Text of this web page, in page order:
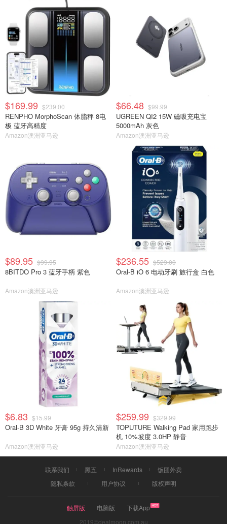
$169.99 $239.00
RENPHO MorphoScan 体脂秤 8电
极 蓝牙高精度
Amazon澳洲亚马逊
$66.48 $99.99
UGREEN QI2 15W 磁吸充电宝
5000mAh 灰色
Amazon澳洲亚马逊
$89.95 $99.95
8BITDO Pro 3 蓝牙手柄 紫色
Amazon澳洲亚马逊
$236.55 $529.00
Oral-B iO 6 电动牙刷 旅行盒 白色
Amazon澳洲亚马逊
$6.83 $15.99
Oral-B 3D White 牙膏 95g 持久清新
Amazon澳洲亚马逊
$259.99 $329.99
TOPUTURE Walking Pad 家用跑步
机 10%坡度 3.0HP 静音
Amazon澳洲亚马逊
联系我们 黑五 InRewards
饭团外卖
隐私条款
用户协议 版权声明
触屏版 电脑版
下载App
2019©dealmoon.com.au